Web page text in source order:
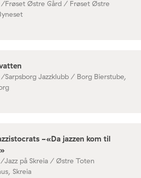
/Frøset Østre Gård / Frøset Østre
/Sarpsborg Jazzklubb / Borg Bierstube,
-«Da jazzen kom til
/Jazz på Skreia / Østre Toten
Skreia